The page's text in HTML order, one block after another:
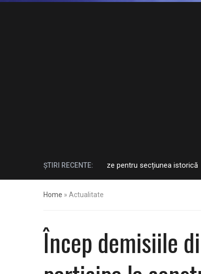
ȘTIRI RECENTE:
anunță surprize pentru secțiunea istorică
Home » Actualitate
Încep demisiile